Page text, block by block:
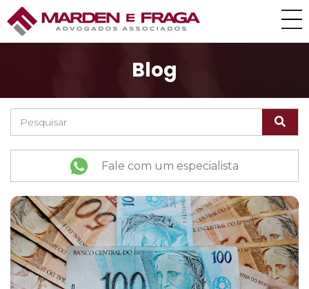
Blog
Fale com um especialista